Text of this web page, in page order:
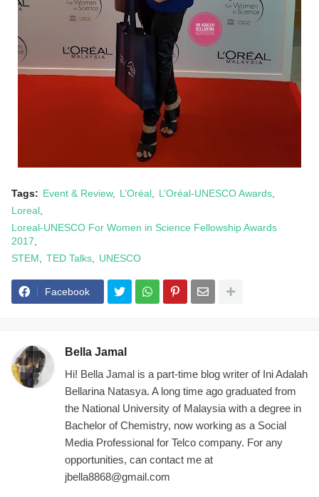
Tags: Event & Review L’Oréal
L’Oréal-UNESCO Awards
Loreal
Loreal-UNESCO For Women in Science Fellowship Awards
2017
STEM
TED Talks UNESCO
Facebook
Bella Jamal
Hi! Bella Jamal is a part-time blog writer of Ini Adalah
Bellarina Natasya. A long time ago graduated from
the National University of Malaysia with a degree in
Bachelor of Chemistry, now working as a Social
Media Professional for Telco company. For any
opportunities, can contact me at
jbella8868@gmail.com